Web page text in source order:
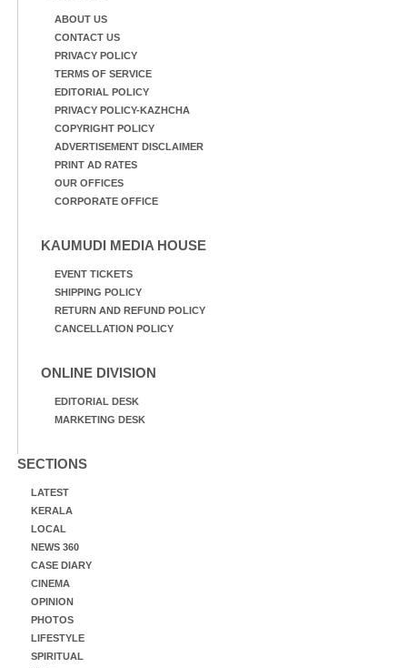
ABOUT US
CONTACT US
PRIVACY POLICY
TERMS OF SERVICE
EDITORIAL POLICY
PRIVACY POLICY-KAZHCHA
COPYRIGHT POLICY
ADVERTISEMENT DISCLAIMER
PRINT AD RATES
OUR OFFICES
CORPORATE OFFICE
KAUMUDI MEDIA HOUSE
EVENT TICKETS
SHIPPING POLICY
RETURN AND REFUND POLICY
CANCELLATION POLICY
ONLINE DIVISION
EDITORIAL DESK
MARKETING DESK
SECTIONS
LATEST
KERALA
LOCAL
NEWS 360
CASE DIARY
CINEMA
OPINION
PHOTOS
LIFESTYLE
SPIRITUAL